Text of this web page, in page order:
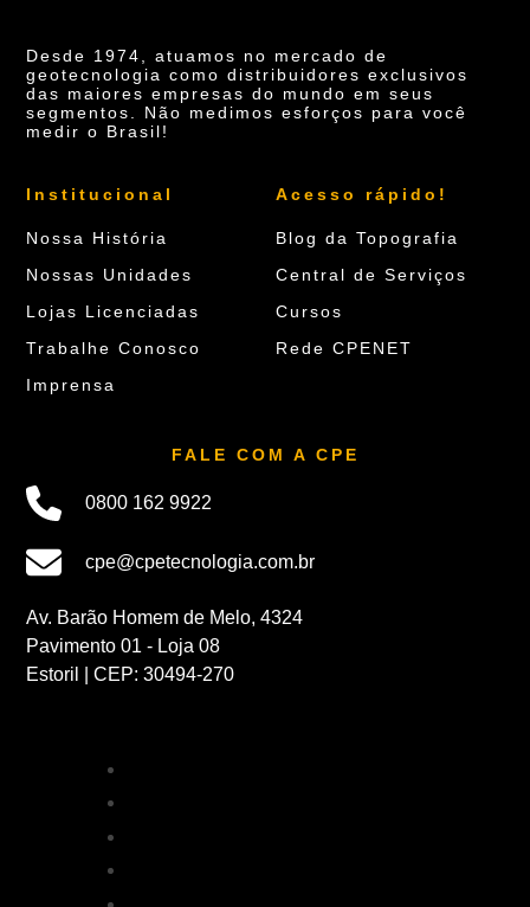
Desde 1974, atuamos no mercado de
geotecnologia como distribuidores exclusivos
das maiores empresas do mundo em seus
segmentos. Não medimos esforços para você
medir o Brasil!
Institucional
Nossa História
Nossas Unidades
Lojas Licenciadas
Trabalhe Conosco
Imprensa
Acesso rápido!
Blog da Topografia
Central de Serviços
Cursos
Rede CPENET
FALE COM A CPE
0800 162 9922
cpe@cpetecnologia.com.br
Av. Barão Homem de Melo, 4324
Pavimento 01 - Loja 08
Estoril | CEP: 30494-270